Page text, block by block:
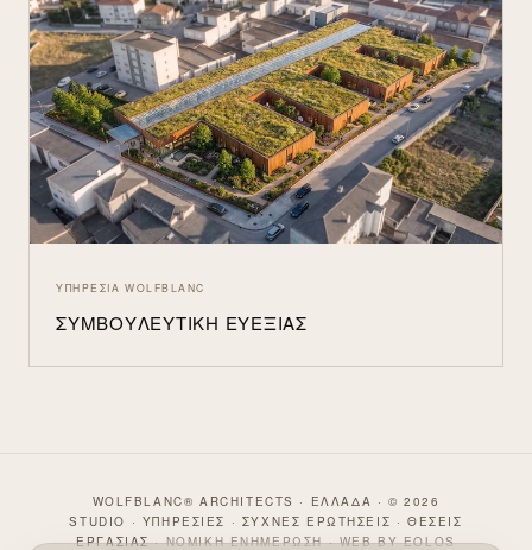
ΥΠΗΡΕΣΊΑ WOLFBLANC
ΣΥΜΒΟΥΛΕΥΤΙΚΉ ΕΥΕΞΊΑΣ
WOLFBLANC® ARCHITECTS · ΕΛΛΆΔΑ · © 2026
STUDIO · ΥΠΗΡΕΣΊΕΣ · ΣΥΧΝΈΣ ΕΡΩΤΉΣΕΙΣ · ΘΈΣΕΙΣ
ΕΡΓΑΣΊΑΣ·ΝΟΜΙΚΉ ΕΝΗΜΈΡΩΣΗ·WEB BY EOLOS